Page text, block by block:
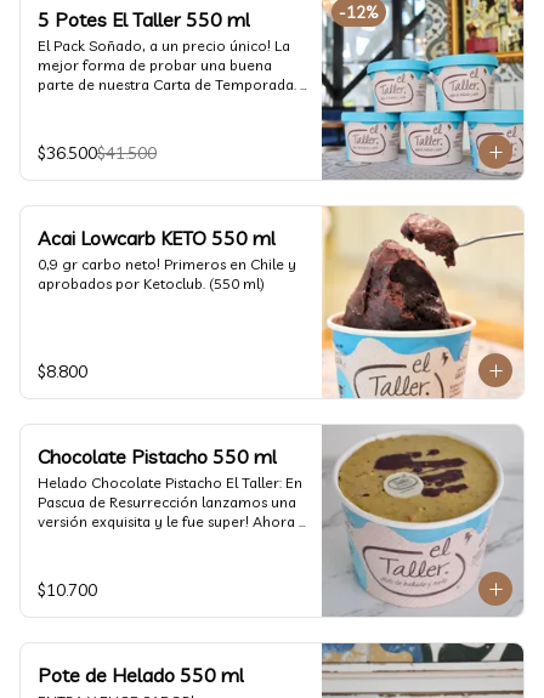
-12%
5 Potes El Taller 550 ml
El Pack Soñado, a un precio único! La
mejor forma de probar una buena
parte de nuestra Carta de Temporada.
$36.500$41.500
Acai Lowcarb KETO 550 ml
0,9 gr carbo neto! Primeros en Chile y
aprobados por Ketoclub. (550 ml)
$8.800
Chocolate Pistacho 550 ml
Helado Chocolate Pistacho El Taller: En
Pascua de Resurrección lanzamos una
versión exquisita y le fue super! Ahora
calidad, al centro una bomba de
chocolate blanco relleno de crema de
pistacho, y arriba nuestro crocante
crunchy de pistacho. Por favor, hágase
$10.700
Pote de Helado 550 ml